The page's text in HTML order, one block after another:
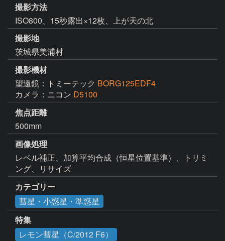
撮影方法
ISO800、15秒露出×12枚、上が天の北
撮影地
茨城県美浦村
撮影機材
望遠鏡：トミーテック BORG125EDF4
カメラ：ニコン D5100
焦点距離
500mm
画像処理
レベル補正、加算平均合成（恒星位置基準）、トリミ
ング、リサイズ
カテゴリー
彗星・小惑星・準惑星
特集
レモン彗星（C/2012 F6）